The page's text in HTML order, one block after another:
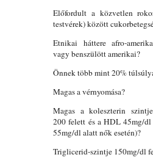
Előfordult a közvetlen
testvérek) között
Etnikai háttere afro-
vagy benszülött amerikai?
Önnek több mint 20%
Magas a vérnyomása?
Magas a koleszterin
200 felett és a HDL 45mg/
55mg/dl alatt nők esetén)?
Triglicerid-szintje 150mg/dl